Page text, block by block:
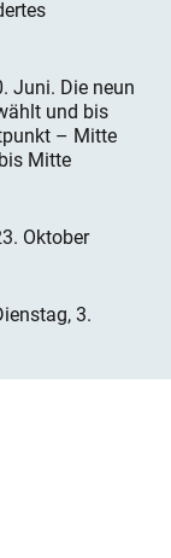
Juni. Die neun
und bis
– Mitte
Mitte
Oktober
3.